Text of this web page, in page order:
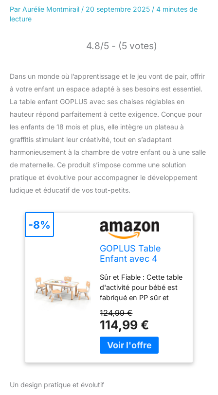
Par Aurélie Montmirail / 20 septembre 2025 / 4 minutes de
lecture
4.8/5 - (5 votes)
Dans un monde où l’apprentissage et le jeu vont de pair, offrir
à votre enfant un espace adapté à ses besoins est essentiel.
La table enfant GOPLUS avec ses chaises réglables en
hauteur répond parfaitement à cette exigence. Conçue pour
les enfants de 18 mois et plus, elle intègre un plateau à
graffitis stimulant leur créativité, tout en s’adaptant
harmonieusement à la chambre de votre enfant ou à une salle
de maternelle. Ce produit s’impose comme une solution
pratique et évolutive pour accompagner le développement
ludique et éducatif de vos tout-petits.
GOPLUS Table
Enfant avec 4
en Hauteur, Table a
Dessin Enfant avec
Plateau à Graffitis,
Bureau d'Activité
Bebe 18+ Mois pour
Chambre d'enfant,
Maternelle (Naturel)
Sûr et Fiable : Cette table
d'activité pour bébé est
fabriqué en PP sûr et
connexion sont fixés
avec des vis pour une
structure solide. Les
pieds sont équipés de
Les coins arrondis de la
124,99 €
114,99 €
-8%
Un design pratique et évolutif